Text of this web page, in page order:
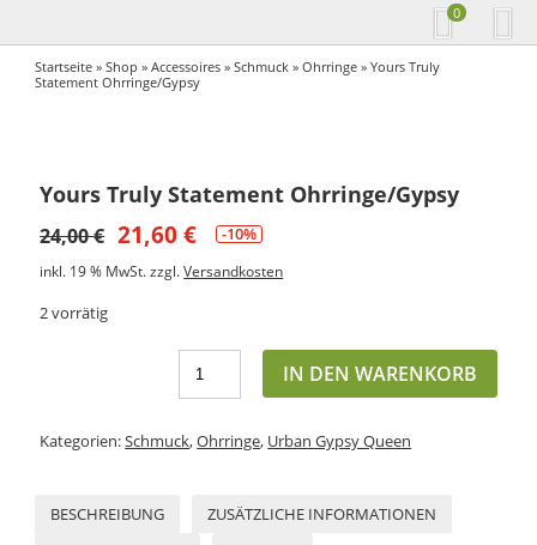
0
Startseite »Shop »Accessoires »Schmuck »Ohrringe » Yours Truly
Statement Ohrringe/Gypsy
Yours Truly Statement Ohrringe/Gypsy
24,00€ 21,60€ -10%
inkl. 19 % MwSt. zzgl.Versandkosten
2 vorrätig
IN DEN WARENKORB
Kategorien:Schmuck,Ohrringe, Urban Gypsy Queen
BESCHREIBUNG
ZUSÄTZLICHE INFORMATIONEN